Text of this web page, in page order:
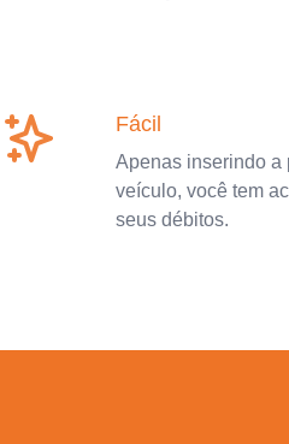
Fácil
Apenas inserindo a
veículo, você tem
seus débitos.